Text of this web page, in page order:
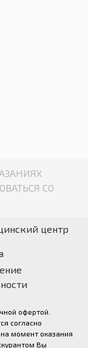
СО
центр
офертой.
согласно
момент оказания
Вы